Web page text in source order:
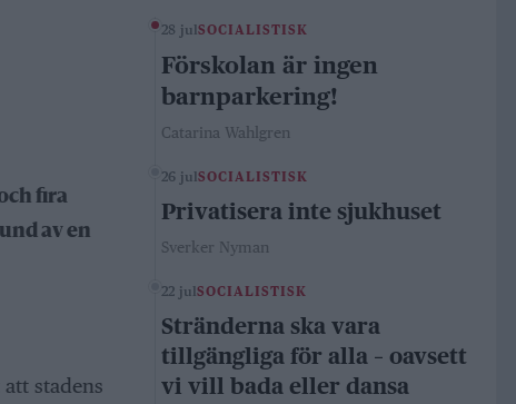
fira
av en
stadens
28 julSOCIALISTISK
Förskolan är ingen
barnparkering!
Catarina Wahlgren
26 julSOCIALISTISK
Privatisera inte sjukhuset
Sverker Nyman
22 julSOCIALISTISK
Stränderna ska vara
tillgängliga för alla – oavsett
vi vill bada eller dansa